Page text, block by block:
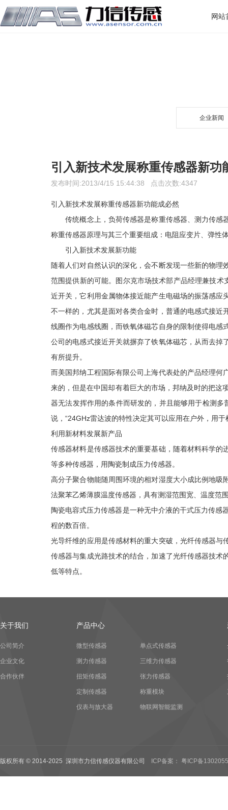
网站
企业新闻
引入新技术发展称重传感器新功
发布时间:2013/4/15 15:44:38 点击次数:4347
引入新技术发展称重传感器新功能成必然
传统概念上，负荷传感器是称重传感器、测力传感
称重传感器原理与其三个重要组成：电阻应变片、弹性
引入新技术发展新功能
随着人们对自然认识的深化，会不断发现一些新的物
范围提供新的可能。图尔克市场技术部产品经理兼技
近开关，它利用金属物体接近能产生电磁场的振荡感
不一样的，尤其是面对各类合金时，普通的电感式接
线圈作为电感线圈，而铁氧体磁芯自身的限制使得电
公司的电感式接近开关就摒弃了铁氧体磁芯，从而去
有所提升。
而美国邦纳工程国际有限公司上海代表处的产品经理
来的，但是在中国却有着巨大的市场，邦纳及时的把
器无法发挥作用的条件而研发的，并且能够用于检测
说，“24GHz雷达波的特性决定其可以应用在户外，用
利用新材料发展新产品
传感器材料是传感器技术的重要基础，随着材料科学
等多种传感器，用陶瓷制成压力传感器。
高分子聚合物能随周围环境的相对湿度大小成比例地
法聚苯乙烯薄膜温度传感器，具有测湿范围宽、温度范
陶瓷电容式压力传感器是一种无中介液的干式压力传
程的数百倍。
光导纤维的应用是传感材料的重大突破，光纤传感器
传感器与集成光路技术的结合，加速了光纤传感器技
低等特点。
关于我们
公司简介
企业文化
合作伙伴
产品中心
微型传感器 单点式传感器
测力传感器 三维力传感器
扭矩传感器 张力传感器
定制传感器 称重模块
仪表与放大器 物联网智能监测
版权所有 © 2014-2025 深圳市力信传感仪器有限公司 ICP备案： 粤ICP备